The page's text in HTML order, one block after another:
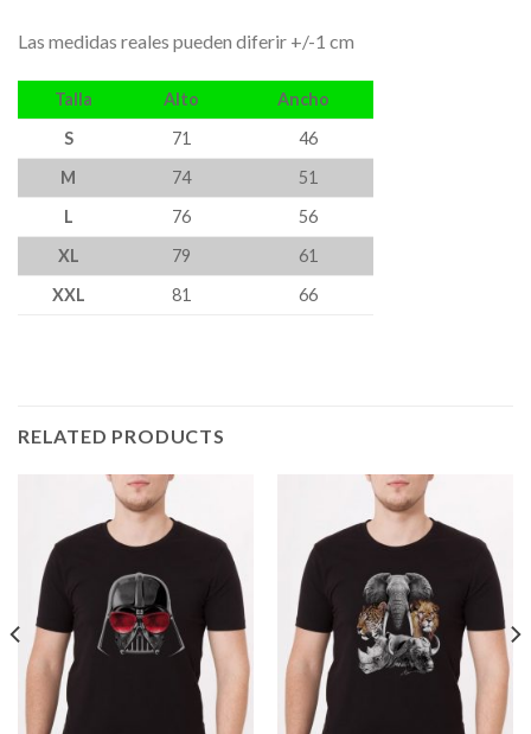
Las medidas reales pueden diferir +/-1 cm
Talla Alto
Ancho
S
71
46
M
74
51
L
76
56
XL
79
61
XXL
81 66
RELATED PRODUCTS